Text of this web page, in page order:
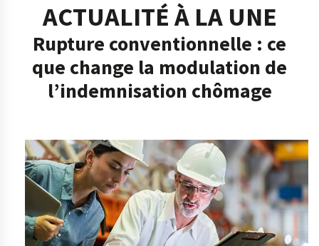
ACTUALITÉ À LA UNE
Rupture conventionnelle : ce
que change la modulation de
l’indemnisation chômage